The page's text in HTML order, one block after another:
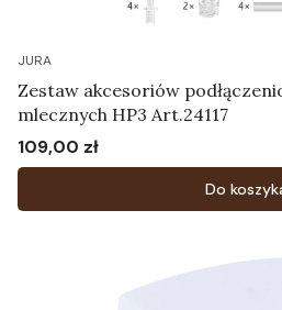
JURA
Zestaw akcesoriów
mlecznych HP3 Art.24117
Cena
109,00 zł
Do